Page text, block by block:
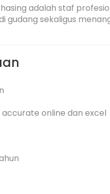
adalah staf
gudang sekaligus
online dan excel